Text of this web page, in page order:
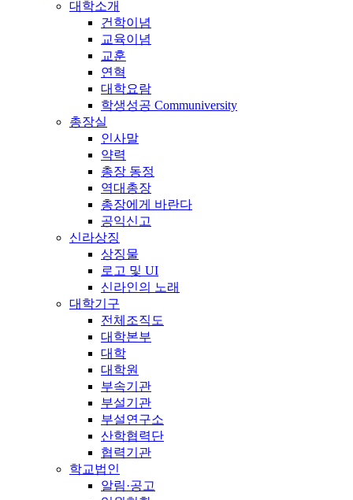
대학소개
건학이념
교육이념
교훈
연혁
대학요람
학생성공 Communiversity
총장실
인사말
약력
총장 동정
역대총장
총장에게 바란다
공익신고
신라상징
상징물
로고 및 UI
신라인의 노래
대학기구
전체조직도
대학본부
대학
대학원
부속기관
부설기관
부설연구소
산학협력단
협력기관
학교법인
알림·공고